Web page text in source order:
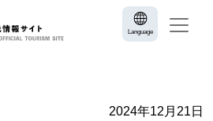
Language
2024年12月21日